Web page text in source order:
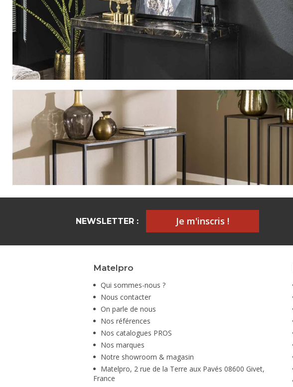
NEWSLETTER : Je m'inscris !
Matelpro
Qui sommes-nous ?
Nous contacter
On parle de nous
Nos références
Nos catalogues PROS
Nos marques
Notre showroom & magasin
Matelpro, 2 rue de la Terre aux Pavés 08600 Givet,
France